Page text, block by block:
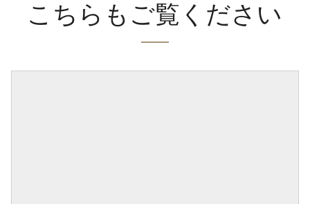
こちらもご覧ください